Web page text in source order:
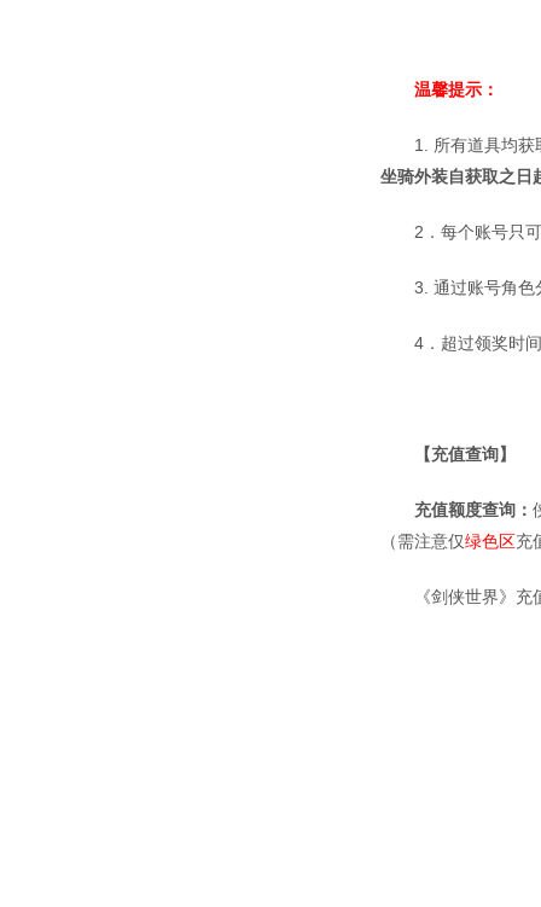
温馨提示 ：
1. 所有道具均
坐骑外装自获取之日
2．每个账号只
3. 通过账号角色
4．超过领奖时
【充值查询】
充值额度查询：
（需注意仅绿色区充
《剑侠世界》